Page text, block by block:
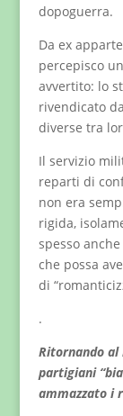
dopoguerra.
Da ex
percepisco
avvertito: lo
rivendicato
diverse tra
Il servizio
reparti di
non era
rigida,
spesso
che possa
di
.
Ritornando al
partigiani
ammazzato i